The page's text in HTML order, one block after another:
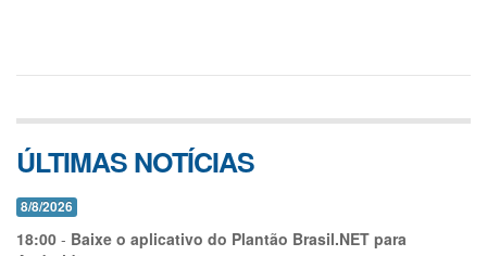
ÚLTIMAS NOTÍCIAS
8/8/2026
18:00 - Baixe o aplicativo do Plantão Brasil.NET para